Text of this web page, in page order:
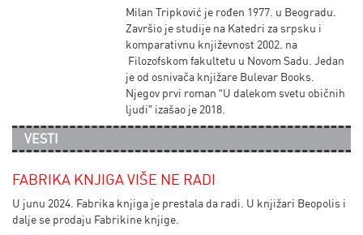
Milan Tripković je rođen 1977. u Beogradu.
Završio je studije na Katedri za srpsku i
komparativnu književnost 2002. na
Filozofskom fakultetu u Novom Sadu. Jedan
je od osnivača knjižare Bulevar Books.
Njegov prvi roman “U dalekom svetu običnih
ljudi” izašao je 2018.
VESTI
FABRIKA KNJIGA VIŠE NE RADI
U junu 2024. Fabrika knjiga je prestala da radi. U knjižari Beopolis i
dalje se prodaju Fabrikine knjige.